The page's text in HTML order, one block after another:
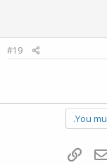
#19
You
דואר אלקטרוני